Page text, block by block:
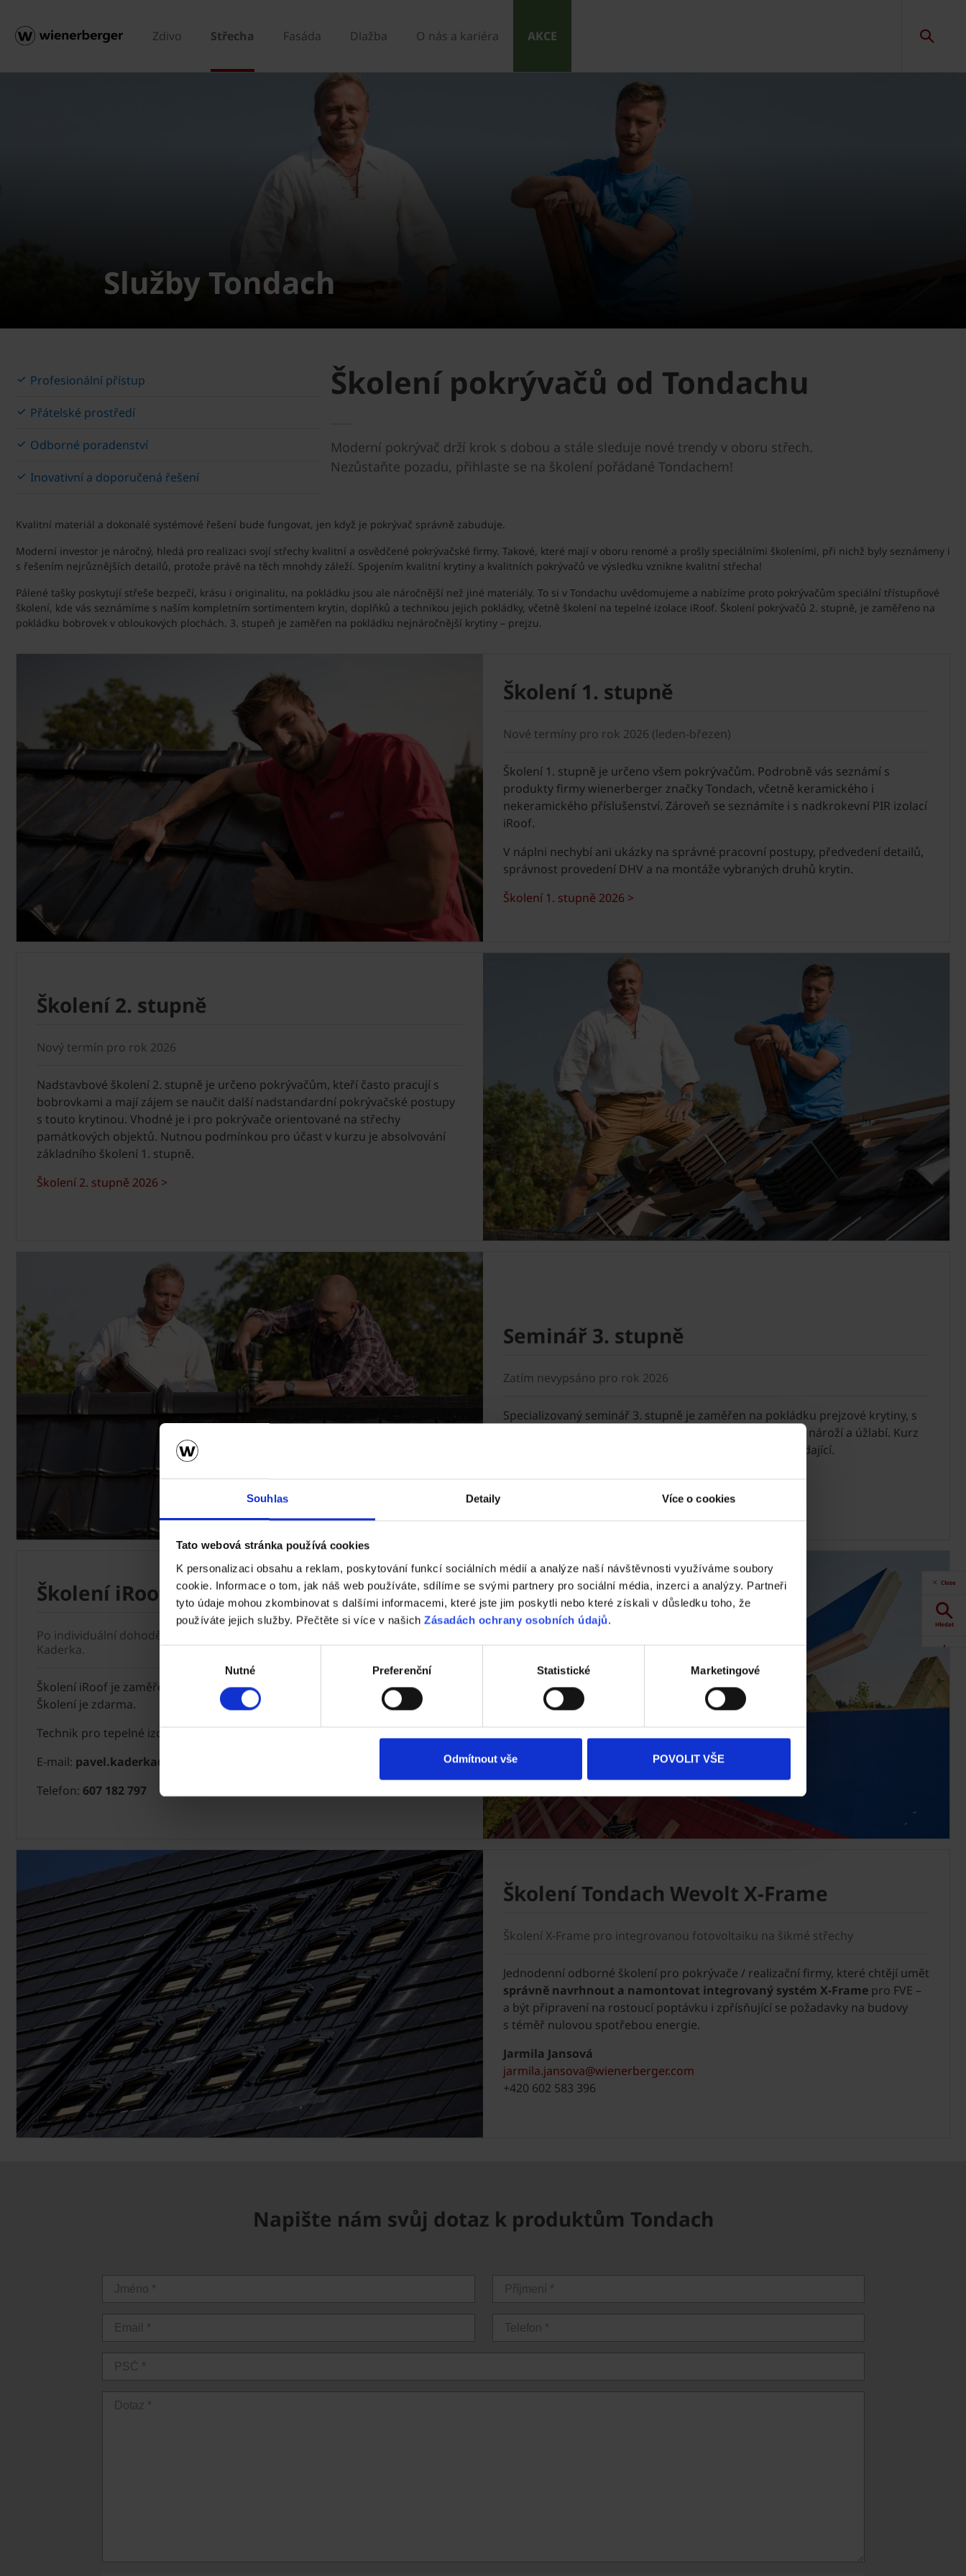
Souhlas Detaily Více o cookies
Tato webová stránka používá cookies
K personalizaci obsahu a reklam, poskytování funkcí sociálních médií a analýze naší návštěvnosti využíváme soubory
cookie. Informace o tom, jak náš web používáte, sdílíme se svými partnery pro sociální média, inzerci a analýzy. Partneři
tyto údaje mohou zkombinovat s dalšími informacemi, které jste jim poskytli nebo které získali v důsledku toho, že
používáte jejich služby. Přečtěte si více v našich Zásadách ochrany osobních údajů.
Nutné Preferenční Statistické Marketingové
Odmítnout vše POVOLIT VŠE
Zdivo Střecha Fasáda Dlažba O nás a kariéra AKCE
Služby Tondach
Profesionální přístup
Přátelské prostředí
Odborné poradenství
Inovativní a doporučená řešení
Školení pokrývačů od Tondachu
Moderní pokrývač drží krok s dobou a stále sleduje nové trendy v oboru střech.
Nezůstaňte pozadu, přihlaste se na školení pořádané Tondachem!
Kvalitní materiál a dokonalé systémové řešení bude fungovat, jen když je pokrývač správně zabuduje.
Moderní investor je náročný, hledá pro realizaci svojí střechy kvalitní a osvědčené pokrývačské firmy. Takové, které mají v oboru renomé a prošly speciálními školeními, při nichž byly seznámeny i
s řešením nejrůznějších detailů, protože právě na těch mnohdy záleží. Spojením kvalitní krytiny a kvalitních pokrývačů ve výsledku vznikne kvalitní střecha!
Pálené tašky poskytují střeše bezpečí, krásu i originalitu, na pokládku jsou ale náročnější než jiné materiály. To si v Tondachu uvědomujeme a nabízíme proto pokrývačům speciální třístupňové
školení, kde vás seznámíme s naším kompletním sortimentem krytin, doplňků a technikou jejich pokládky, včetně školení na tepelné izolace iRoof. Školení pokrývačů 2. stupně, je zaměřeno na
pokládku bobrovek v obloukových plochách. 3. stupeň je zaměřen na pokládku nejnáročnější krytiny – prejzu.
Školení 1. stupně
Nové termíny pro rok 2026 (leden-březen)
Školení 1. stupně je určeno všem pokrývačům. Podrobně vás seznámí s
produkty firmy wienerberger značky Tondach, včetně keramického i
nekeramického příslušenství. Zároveň se seznámíte i s nadkrokevní PIR izolací
iRoof.
V náplni nechybí ani ukázky na správné pracovní postupy, předvedení detailů,
správnost provedení DHV a na montáže vybraných druhů krytin.
Školení 1. stupně 2026 >
Školení 2. stupně
Nový termín pro rok 2026
Nadstavbové školení 2. stupně je určeno pokrývačům, kteří často pracují s
bobrovkami a mají zájem se naučit další nadstandardní pokrývačské postupy
s touto krytinou. Vhodné je i pro pokrývače orientované na střechy
památkových objektů. Nutnou podmínkou pro účast v kurzu je absolvování
základního školení 1. stupně.
Školení 2. stupně 2026 >
Seminář 3. stupně
Zatím nevypsáno pro rok 2026
Specializovaný seminář 3. stupně je zaměřen na pokládku prejzové krytiny, s
důrazem na správné provedení detailů okapu, hřebene, nároží a úžlabí. Kurz
je určen výhradně pro osoby vlastnoručně prejzu pokládající.
Školení iRoof
Po individuální dohodě s technikem pro tepelně izolační systém iRoof, Pavel
Kaderka.
Školení iRoof je zaměřeno na návrh a montáž systémové tepelné izolace iRoof.
Školení je zdarma.
Technik pro tepelné izolace iRoof
E-mail: pavel.kaderka@wienerberger.com
Telefon: 607 182 797
Školení Tondach Wevolt X-Frame
Školení X-Frame pro integrovanou fotovoltaiku na šikmé střechy
Jednodenní odborné školení pro pokrývače / realizační firmy, které chtějí umět
správně navrhnout a namontovat integrovaný systém X-Frame pro FVE –
a být připravení na rostoucí poptávku i zpřísňující se požadavky na budovy
s téměř nulovou spotřebou energie.
Jarmila Jansová
jarmila.jansova@wienerberger.com
+420 602 583 396
Napište nám svůj dotaz k produktům Tondach
Close
Hledat
Akce
Dokumenty